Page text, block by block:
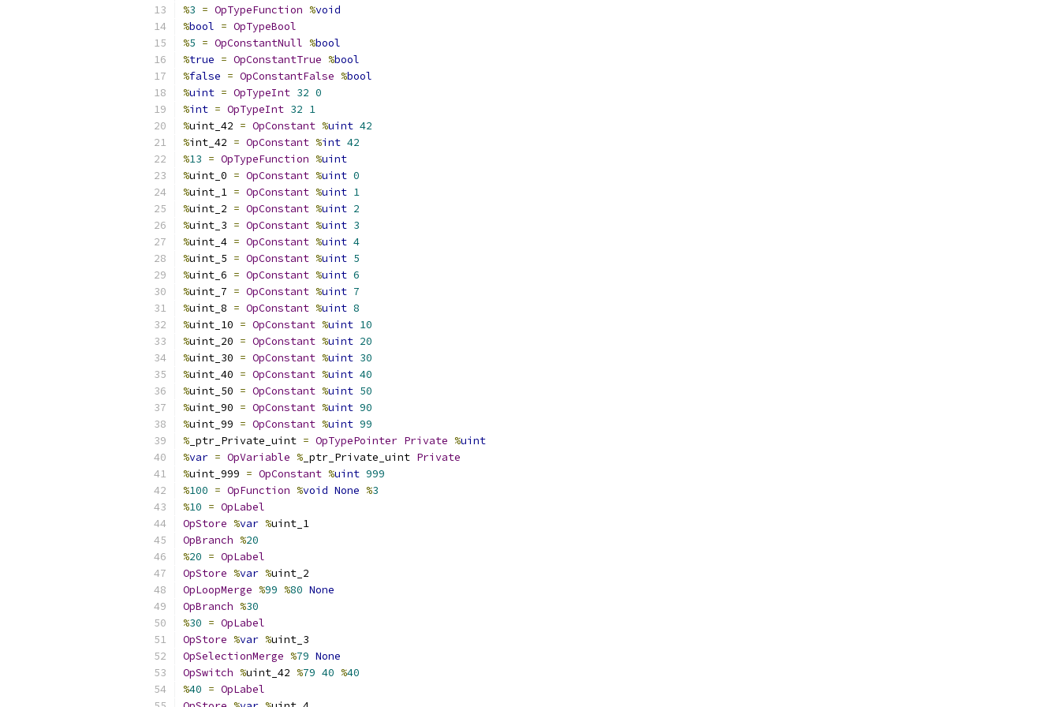
%3 = OpTypeFunction %void
%bool = OpTypeBool
%5 = OpConstantNull %bool
%true = OpConstantTrue %bool
%false = OpConstantFalse %bool
%uint = OpTypeInt 32 0
%int = OpTypeInt 32 1
%uint_42 = OpConstant %uint 42
%int_42 = OpConstant %int 42
%13 = OpTypeFunction %uint
%uint_0 = OpConstant %uint 0
%uint_1 = OpConstant %uint 1
%uint_2 = OpConstant %uint 2
%uint_3 = OpConstant %uint 3
%uint_4 = OpConstant %uint 4
%uint_5 = OpConstant %uint 5
%uint_6 = OpConstant %uint 6
%uint_7 = OpConstant %uint 7
%uint_8 = OpConstant %uint 8
%uint_10 = OpConstant %uint 10
%uint_20 = OpConstant %uint 20
%uint_30 = OpConstant %uint 30
%uint_40 = OpConstant %uint 40
%uint_50 = OpConstant %uint 50
%uint_90 = OpConstant %uint 90
%uint_99 = OpConstant %uint 99
% _ptr_Private_uint = OpTypePointer Private %uint
%var = OpVariable % _ptr_Private_uint Private
%uint_999 = OpConstant %uint 999
%100 = OpFunction %void None %3
%10 = OpLabel
OpStore %var %uint_1
OpBranch %20
%20 = OpLabel
OpStore %var %uint_2
OpLoopMerge %99 %80 None
OpBranch %30
%30 = OpLabel
OpStore %var %uint_3
OpSelectionMerge %79 None
OpSwitch %uint_42 %79 40 %40
%40 = OpLabel